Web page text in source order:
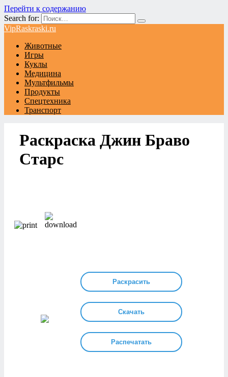
Перейти к содержанию
Search for:
VipRaskraski.ru
Животные
Игры
Куклы
Медицина
Мультфильмы
Продукты
Спецтехника
Транспорт
Раскраска Джин Браво
Старс
Раскрасить
Скачать
Распечатать